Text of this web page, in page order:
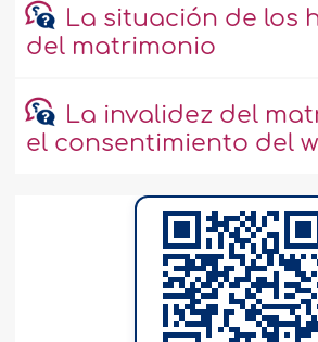
La situación de los
del matrimonio
La invalidez del
el consentimiento del